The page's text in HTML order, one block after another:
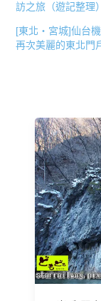
訪之旅（遊記整理）
[東北・宮城]仙台
再次美麗的東北門